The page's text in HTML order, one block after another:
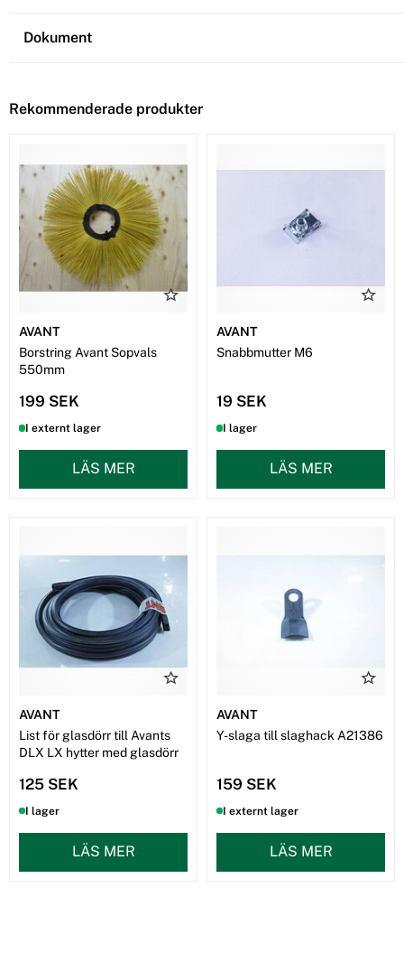
Dokument
Rekommenderade produkter
AVANT
Borstring Avant Sopvals
550mm
199 SEK
I externt lager
LÄS MER
AVANT
Snabbmutter M6
19 SEK
I lager
LÄS MER
AVANT
List för glasdörr till Avants
DLX LX hytter med glasdörr
125 SEK
I lager
LÄS MER
AVANT
Y-slaga till slaghack A21386
159 SEK
I externt lager
LÄS MER